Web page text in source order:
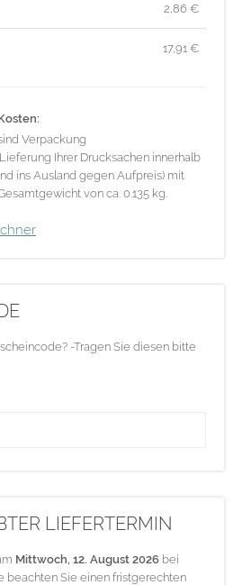
2,86 €
17,91 €
Verpackung
Ihrer Drucksachen innerhalb
ins Ausland gegen Aufpreis) mit
von ca. 0.135 kg.
-Tragen Sie diesen bitte
LIEFERTERMIN
Mittwoch, 12. August 2026 bei
beachten Sie einen fristgerechten